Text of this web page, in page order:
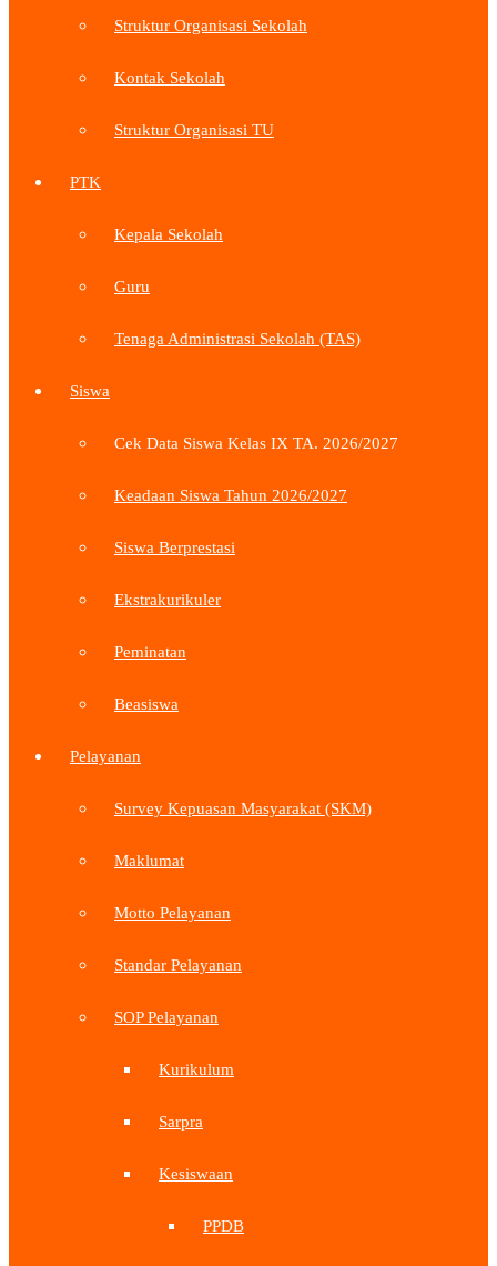
Struktur Organisasi Sekolah
Kontak Sekolah
Struktur Organisasi TU
PTK
Kepala Sekolah
Guru
Tenaga Administrasi Sekolah (TAS)
Siswa
Cek Data Siswa Kelas IX TA. 2026/2027
Keadaan Siswa Tahun 2026/2027
Siswa Berprestasi
Ekstrakurikuler
Peminatan
Beasiswa
Pelayanan
Survey Kepuasan Masyarakat (SKM)
Maklumat
Motto Pelayanan
Standar Pelayanan
SOP Pelayanan
Kurikulum
Sarpra
Kesiswaan
PPDB